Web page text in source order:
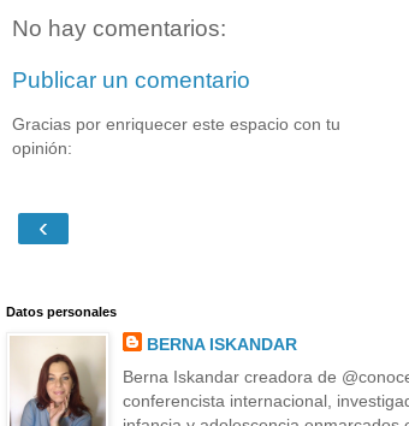
No hay comentarios:
Publicar un comentario
Gracias por enriquecer este espacio con tu
opinión:
‹
Datos personales
BERNA ISKANDAR
Berna Iskandar creadora de
conferencista internacional,